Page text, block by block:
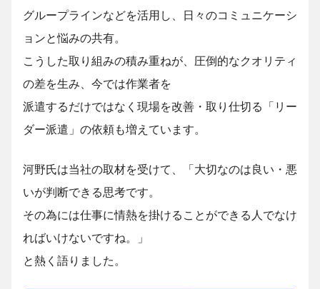
グループラインなどを活用し、日々のコミュニケーシ
ョンと悩みの共有。
こうした取り組みの積み重ねが、圧倒的なクオリティ
の差を生み、今では作業者を
派遣するだけではなく現場を改善・取り仕切る「リー
ダー派遣」の依頼も増えています。
河野氏は当社の取材を受けて、「大切なのは良い・悪
いが判断できる思考です。
その為には仕事に情熱を掛けることができる人でなけ
ればいけないですね。」
と熱く語りました。